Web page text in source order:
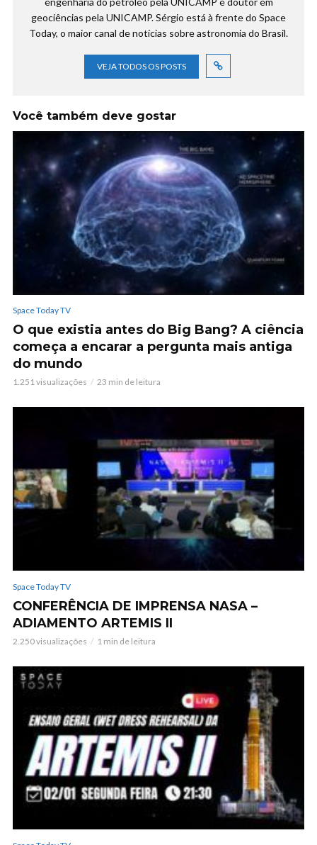
geociências pela UNICAMP. Sérgio está à frente do Space
Today, o maior canal de notícias sobre astronomia do Brasil.
VEJA TODOS OS POSTS
Você também deve gostar
Space Today TV
O que existia antes do Big Bang? A ciência
começa a encarar a pergunta mais antiga
do mundo
1.251 visualizações 23 min de leitura
Space Today TV
CONFERÊNCIA DE IMPRENSA NASA –
ADIAMENTO ARTEMIS II
2.250 visualizações 1 min de leitura